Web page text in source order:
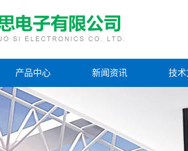
产品中心 新闻资讯 技